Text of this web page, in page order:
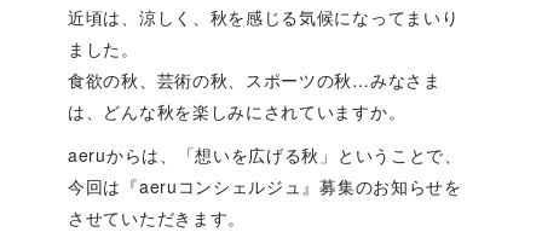
近頃は、涼しく、秋を感じる気候になってまいり
ました。
食欲の秋、芸術の秋、スポーツの秋…みなさま
は、どんな秋を楽しみにされていますか。
aeruからは、「想いを広げる秋」ということで、
今回は『aeruコンシェルジュ』募集のお知らせを
させていただきます。